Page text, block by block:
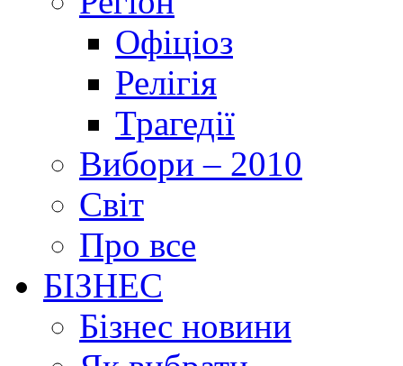
Офіціоз
Релігія
Трагедії
Вибори – 2010
Світ
Про все
БІЗНЕС
Бізнес новини